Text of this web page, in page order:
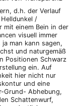
d.h. der Verlauf
/
einem Bein in der
visuell immer
man kann sagen,
und naturgemäß
Positionen Schwarz
ein. Auf
hier nicht nur
und eine
Grund- Abhebung,
Schattenwurf,